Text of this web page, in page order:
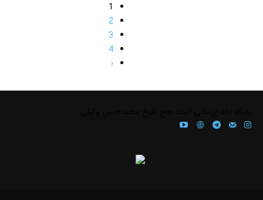
1
2
3
4
‹